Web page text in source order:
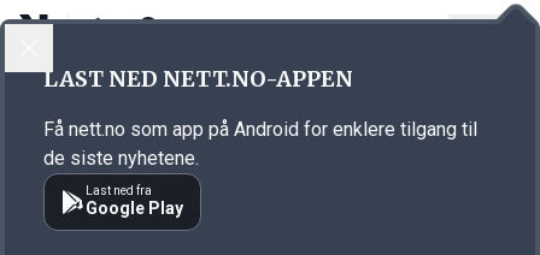
Annonsørinnhold
Annonsørinnhold
LAST NED NETT.NO-APPEN
Få nett.no som app på Android for enklere tilgang til
de siste nyhetene.
Last ned fra
Google Play